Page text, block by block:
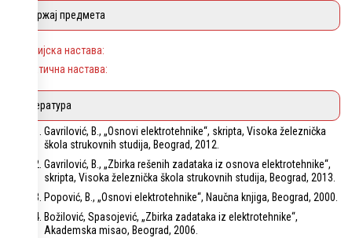
Садржај предмета
Теоријска настава:
Практична настава:
Литература
Gavrilović, B., „Osnovi elektrotehnike“, skripta, Visoka železnička
škola strukovnih studija, Beograd, 2012.
Gavrilović, B., „Zbirka rešenih zadataka iz osnova elektrotehnike“,
skripta, Visoka železnička škola strukovnih studija, Beograd, 2013.
Popović, B., „Osnovi elektrotehnike“, Naučna knjiga, Beograd, 2000.
Božilović, Spasojević, „Zbirka zadataka iz elektrotehnike“,
Akademska misao, Beograd, 2006.